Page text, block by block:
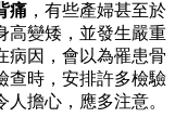
痛 ，有些產婦甚至於
高變矮，並發生嚴重
病因，會以為罹患骨
查時，安排許多檢驗
擔心，應多注意。